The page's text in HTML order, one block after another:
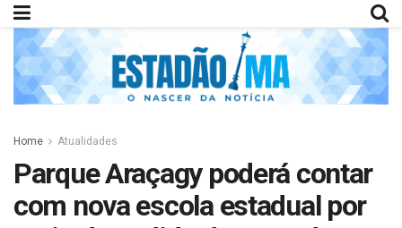
Home Atualidades
Parque Araçagy poderá contar
com nova escola estadual por